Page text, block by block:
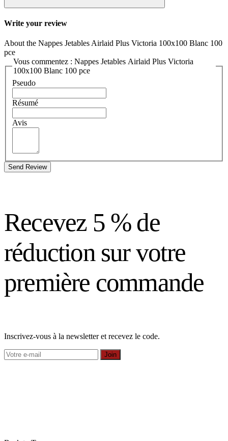
Write your review
About the Nappes Jetables Airlaid Plus Victoria 100x100 Blanc 100
pce
Vous commentez : Nappes Jetables Airlaid Plus Victoria
100x100 Blanc 100 pce
Pseudo
Résumé
Avis
Send Review
Recevez 5 % de
réduction sur votre
première commande
Inscrivez-vous à la newsletter et recevez le code.
Join